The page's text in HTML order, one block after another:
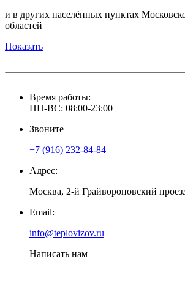
и в других населённых пунктах
областей
Показать
Время работы:
ПН-ВС: 08:00-23:00
Звоните
+7 (916) 232-84-84
Адрес:
Москва, 2-й Грайвороновский
Email:
info@teplovizov.ru
Написать нам